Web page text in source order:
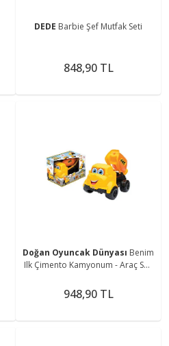
DEDE Barbie Şef Mutfak Seti
848,90 TL
Doğan Oyuncak Dünyası Benim
Ilk Çimento Kamyonum - Araç Seti
Kamyon - Kepçe
948,90 TL